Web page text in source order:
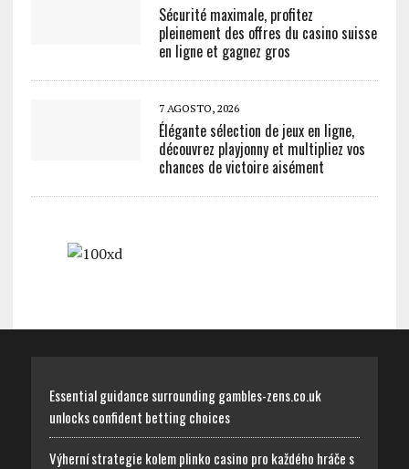
Sécurité maximale, profitez
pleinement des offres du casino suisse
en ligne et gagnez gros
7 AGOSTO, 2026
Élégante sélection de jeux en ligne,
découvrez playjonny et multipliez vos
chances de victoire aisément
Essential guidance surrounding gambles-zens.co.uk
unlocks confident betting choices
Výherní strategie kolem plinko casino pro každého hráče s